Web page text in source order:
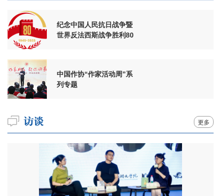
纪念中国人民抗日战争暨
世界反法西斯战争胜利80
中国作协“作家活动周”系
列专题
更多